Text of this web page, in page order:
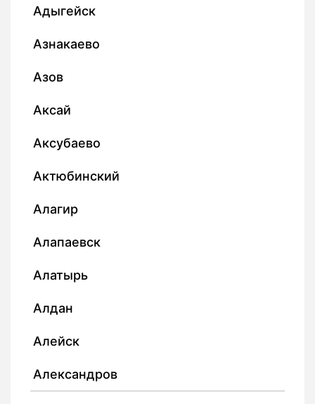
Адыгейск
Азнакаево
Азов
Аксай
Аксубаево
Актюбинский
Алагир
Алапаевск
Алатырь
Алдан
Алейск
Александров